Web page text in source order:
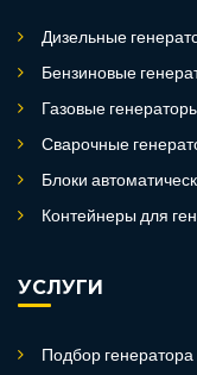
Дизельные
Бензиновые
Газовые
Сварочные
Блоки
Контейнеры для
УСЛУГИ
Подбор генератора